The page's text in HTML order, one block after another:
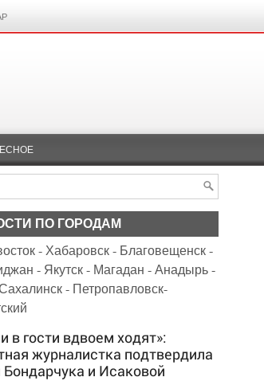
ПО ГОРОДАМ
-Хабаровск- Благовещенск-
- Якутск- Магадан -Анадырь-
- Петропавловск-
в гости вдвоем ходят»:
журналистка подтвердила
и Исаковой